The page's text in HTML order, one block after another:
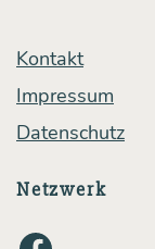
Kontakt
Impressum
Datenschutz
Netzwerk